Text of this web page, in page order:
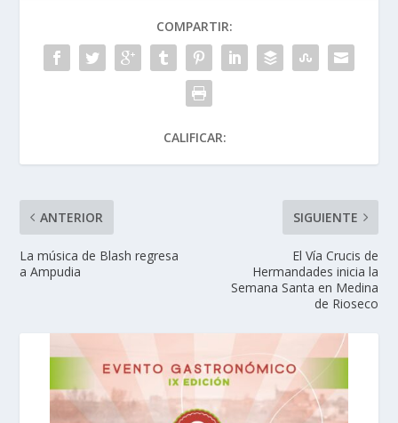
COMPARTIR:
CALIFICAR:
ANTERIOR
La música de Blash regresa
a Ampudia
SIGUIENTE
El Vía Crucis de
Hermandades inicia la
Semana Santa en Medina
de Rioseco